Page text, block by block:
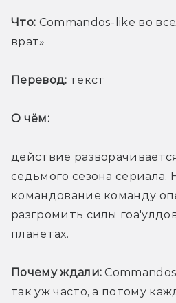
Что: Commandos-like во
врат»
Перевод: текст
О чём:
действие
седьмого сезона сериала.
командование команду
разгромить силы
планетах.
Почему ждали:
так уж часто, а потому